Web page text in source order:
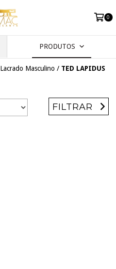
0
PRODUTOS
Lacrado Masculino / TED LAPIDUS
FILTRAR